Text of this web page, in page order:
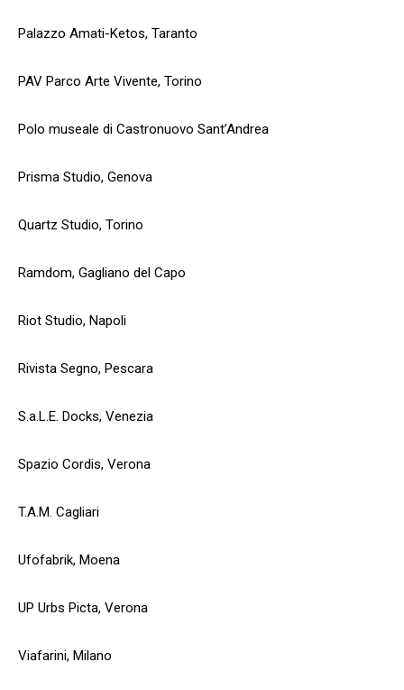
Palazzo Amati-Ketos, Taranto
PAV Parco Arte Vivente, Torino
Polo museale di Castronuovo Sant’Andrea
Prisma Studio, Genova
Quartz Studio, Torino
Ramdom, Gagliano del Capo
Riot Studio, Napoli
Rivista Segno, Pescara
S.a.L.E. Docks, Venezia
Spazio Cordis, Verona
T.A.M. Cagliari
Ufofabrik, Moena
UP Urbs Picta, Verona
Viafarini, Milano